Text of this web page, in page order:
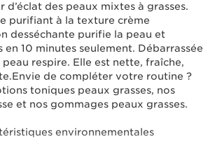
d’éclat des peaux mixtes à grasses.
purifiant à la texture crème
desséchante purifie la peau et
en 10 minutes seulement. Débarrassée
respire. Elle est nette, fraîche,
de compléter votre routine ?
toniques peaux grasses, nos
et nos gommages peaux grasses.
environnementales